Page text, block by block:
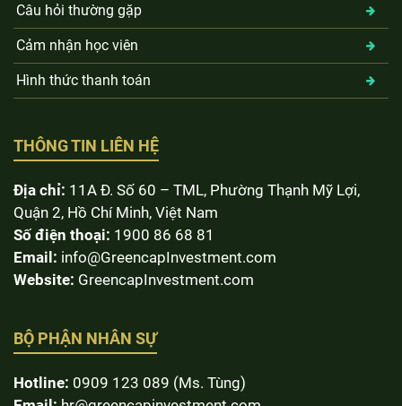
Câu hỏi thường gặp
Cảm nhận học viên
Hình thức thanh toán
THÔNG TIN LIÊN HỆ
Địa chỉ: 11A Đ. Số 60 – TML, Phường Thạnh Mỹ Lợi,
Quận 2, Hồ Chí Minh, Việt Nam
Số điện thoại: 1900 86 68 81
Email: info@GreencapInvestment.com
Website: GreencapInvestment.com
BỘ PHẬN NHÂN SỰ
Hotline: 0909 123 089 (Ms. Tùng)